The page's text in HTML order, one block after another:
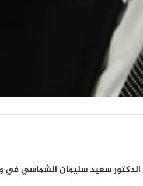
الدكتور سعيد سليمان الشماسي